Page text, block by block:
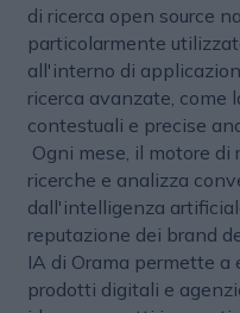
di ricerca open source
particolarmente
all'interno di
ricerca avanzate, come
contestuali e precise
Ogni mese, il motore
ricerche e analizza
dall'intelligenza
reputazione dei brand
IA di Orama permette a
prodotti digitali e